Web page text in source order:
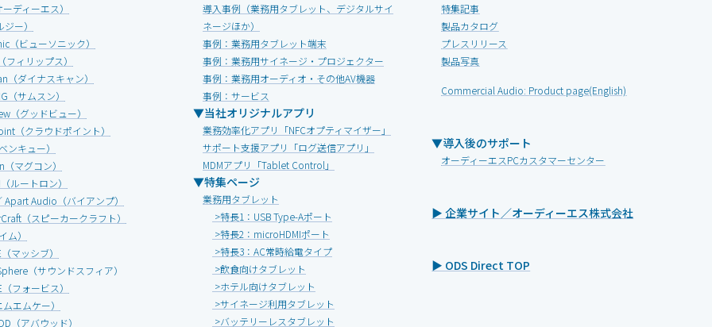
ディーエス）
ー）
（ビューソニック）
フィリップス）
（ダイナスキャン）
（サムスン）
（グッドビュー）
（クラウドポイント）
ンキュー）
マグコン）
ルートロン）
Apart Audio（バイアンプ）
（スピーカークラフト）
ム）
マッシブ）
（サウンドスフィア）
（フォービス）
エムケー）
（アバウッド）
導入事例（業務用タブレット、デジタルサイ
ネージほか）
事例：業務用タブレット端末
事例：業務用サイネージ・プロジェクター
事例：業務用オーディオ・その他AV機器
事例：サービス
▼当社オリジナルアプリ
業務効率化アプリ「NFCオプティマイザー」
サポート支援アプリ「ログ送信アプリ」
MDMアプリ「Tablet Control」
▼特集ページ
業務用タブレット
>特長1：USB Type-Aポート
>特長2：microHDMIポート
>特長3：AC常時給電タイプ
>飲食向けタブレット
>ホテル向けタブレット
>サイネージ利用タブレット
>バッテリーレスタブレット
特集記事
製品カタログ
プレスリリース
製品写真
Commercial Audio: Product page(English)
▼導入後のサポート
オーディーエスPCカスタマーセンター
▶ 企業サイト／オーディーエス株式会社
▶ ODS Direct TOP